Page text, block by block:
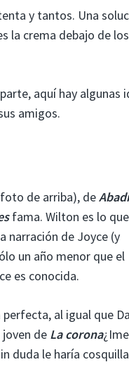
y tantos. Una
la crema debajo de
aquí hay algunas
amigos.
de arriba), de
fama. Wilton es lo que
narración de Joyce (y
un año menor que el
es conocida.
al igual que
joven de La corona
duda le haría